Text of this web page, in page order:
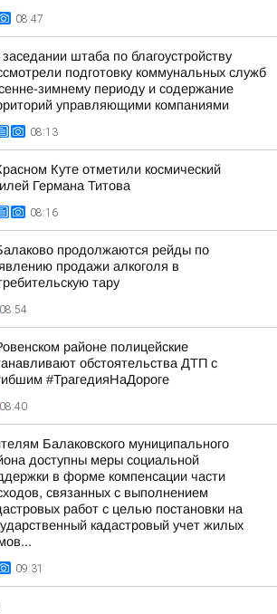
08:47
штаба по благоустройству
подготовку коммунальных служб
зимнему периоду и содержание
управляющими компаниями
08:13
Куте отметили космический
Германа Титова
08:16
продолжаются рейды по
продажи алкоголя в
тару
08:54
районе полицейские
обстоятельства ДТП с
#ТрагедияНаДороге
08:40
Балаковского муниципального
доступны меры социальной
в форме компенсации части
связанных с выполнением
работ с целью постановки на
кадастровый учет жилых
09:31